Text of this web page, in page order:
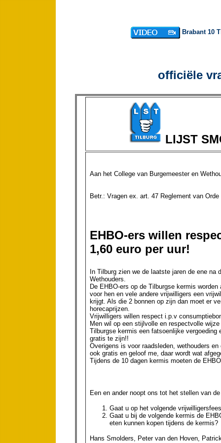
Brabant 10
officiële
LIJST
Aan het College van Burgemeester en
Betr.: Vragen ex. art. 47
EHBO-ers willen
1,60 euro per uur!
In Tilburg zien we de laatste jaren de ene
Wethouders.
De EHBO-ers op de Tilburgse kermis
voor hen en vele andere vrijwilligers een
krijgt. Als die 2 bonnen op zijn dan moet er
horecaprijzen.
Vrijwilligers willen respect i.p.v
Men wil op een stijlvolle en respectvolle
Tilburgse kermis een fatsoenlijke vergoeding
gratis te zijn!!
Overigens is voor raadsleden, wethouders
ook gratis en geloof me, daar wordt wat
Tijdens de 10 dagen kermis moeten de
Een en ander noopt ons tot het stellen van
Gaat u op het volgende
Gaat u bij de volgende kermis de
eten kunnen kopen tijdens de kermis?
Hans Smolders, Peter van den Hoven,